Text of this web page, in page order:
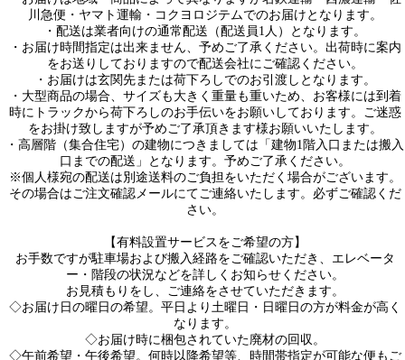
川急便・ヤマト運輸・コクヨロジテムでのお届けとなります。
・配送は業者向けの通常配送（配送員1人）となります。
・お届け時間指定は出来ません、予めご了承ください。出荷時に案内
をお送りしておりますので配送会社にご確認ください。
・お届けは玄関先または荷下ろしでのお引渡しとなります。
・大型商品の場合、サイズも大きく重量も重いため、お客様には到着
時にトラックから荷下ろしのお手伝いをお願いしております。ご迷惑
をお掛け致しますが予めご了承頂きます様お願いいたします。
・高層階（集合住宅）の建物につきましては「建物1階入口または搬入
口までの配送」となります。予めご了承ください。
※個人様宛の配送は別途送料のご負担をいただく場合がございます。
その場合はご注文確認メールにてご連絡いたします。必ずご確認くだ
さい。
【有料設置サービスをご希望の方】
お手数ですが駐車場および搬入経路をご確認いただき、エレベータ
ー・階段の状況などを詳しくお知らせください。
お見積もりをし、ご連絡をさせていただきます。
◇お届け日の曜日の希望。平日より土曜日・日曜日の方が料金が高く
なります。
◇お届け時に梱包されていた廃材の回収。
◇午前希望・午後希望。何時以降希望等、時間帯指定が可能な便もご